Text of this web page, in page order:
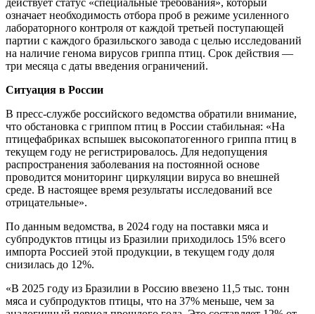
означает необходимость отбора проб в режиме усиленного
лабораторного контроля от каждой третьей поступающей
партии с каждого бразильского завода с целью исследований
на наличие генома вирусов гриппа птиц. Срок действия —
три месяца с даты введения ограничений.
Ситуация в России
В пресс-службе российского ведомства обратили внимание,
что обстановка с гриппом птиц в России стабильная: «На
птицефабриках вспышек высокопатогенного гриппа птиц в
текущем году не регистрировалось. Для недопущения
распространения заболевания на постоянной основе
проводится мониторинг циркуляции вируса во внешней
среде. В настоящее время результаты исследований все
отрицательные».
По данным ведомства, в 2024 году на поставки мяса и
субпродуктов птицы из Бразилии приходилось 15% всего
импорта Россией этой продукции, в текущем году доля
снизилась до 12%.
«В 2025 году из Бразилии в Россию ввезено 11,5 тыс. тонн
мяса и субпродуктов птицы, что на 37% меньше, чем за